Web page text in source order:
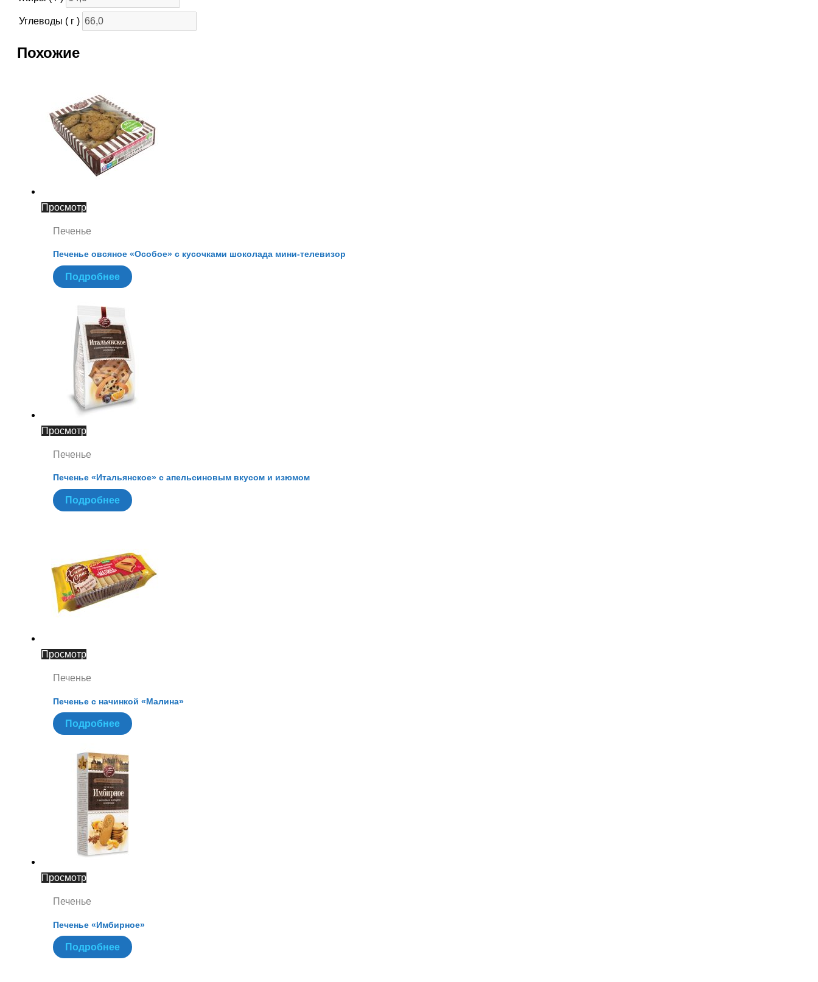
Углеводы ( г )
Похожие
Просмотр
Печенье
Печенье овсяное «Особое» с кусочками шоколада мини-телевизор
Подробнее
Просмотр
Печенье
Печенье «Итальянское» с апельсиновым вкусом и изюмом
Подробнее
Просмотр
Печенье
Печенье с начинкой «Малина»
Подробнее
Просмотр
Печенье
Печенье «Имбирное»
Подробнее